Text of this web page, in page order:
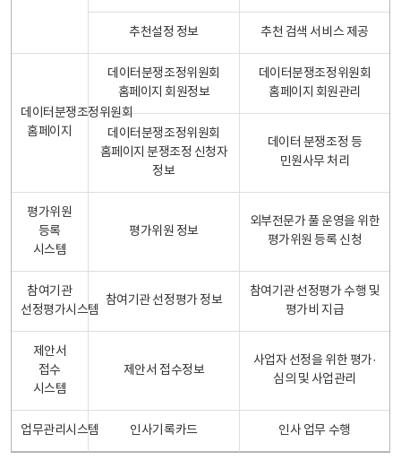
추천설정 정보 추천 검색 서비스 제공
데이터분쟁조정위원회
홈페이지
데이터분쟁조정위원회
홈페이지 회원정보
데이터분쟁조정위원회
홈페이지 회원관리
데이터분쟁조정위원회
홈페이지 분쟁조정 신청자
정보
데이터 분쟁조정 등
민원사무 처리
평가위원
등록
시스템
평가위원 정보
외부전문가 풀 운영을 위한
평가위원 등록 신청
참여기관
선정평가시스템
참여기관 선정평가 정보
참여기관 선정평가 수행 및
평가비 지급
제안서
접수
시스템
제안서 접수정보
사업자 선정을 위한 평가·
심의 및 사업관리
업무관리시스템 인사기록카드 인사 업무 수행